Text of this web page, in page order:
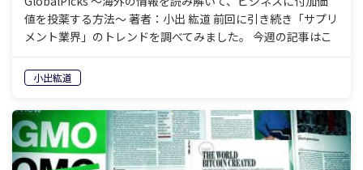
値を投薬する方法〜 著者：小出 紘道 前回に引き続き「サプリ
メント業界」のトレンドを調べてみました。 今週の記事はこ
小出紘道